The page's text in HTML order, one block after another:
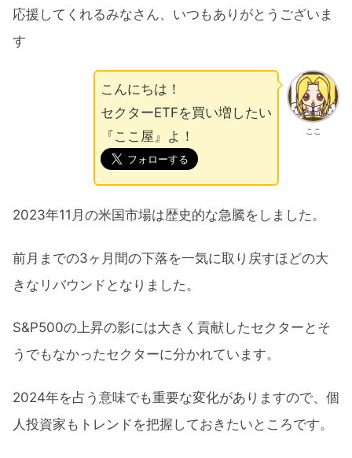
応援してくれるみなさん、いつもありがとうございま
す
ここ
こんにちは！
セクターETFを買い増したい
『ここ屋』よ！
2023年11月の米国市場は歴史的な急騰をしました。
前月までの3ヶ月間の下落を一気に取り戻すほどの大
きなリバウンドとなりました。
S&P500の上昇の影には大きく貢献したセクターとそ
うでもなかったセクターに分かれています。
2024年を占う意味でも重要な変化がありますので、個
人投資家もトレンドを把握しておきたいところです。